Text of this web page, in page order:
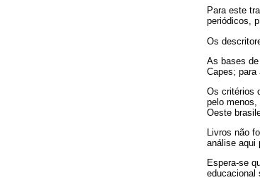
Para este
periódicos,
Os
As bases
Capes; para
Os critérios
pelo menos,
Oeste
Livros não
análise aqui
Espera-se
educacional